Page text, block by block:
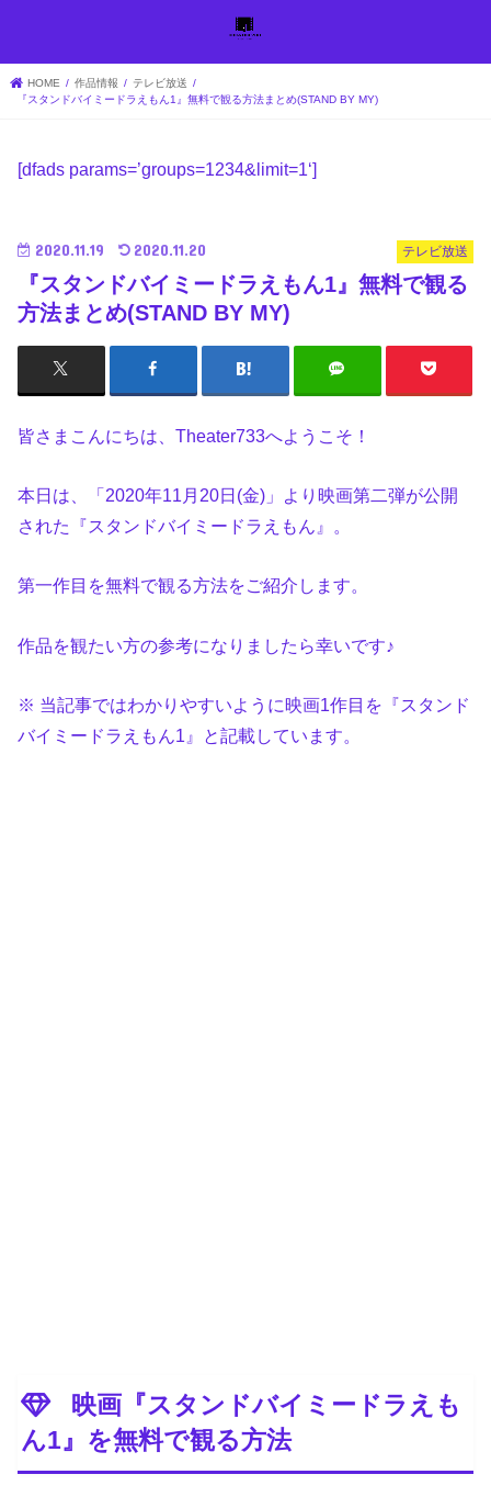
HOME 作品情報
テレビ放送
『スタンドバイミードラえもん1』無料で観る方法まとめ(STAND BY MY)
[dfads params=’groups=1234&limit=1‘]
テレビ放送
2020.11.19 2020.11.20
『スタンドバイミードラえもん1』無料で観る
方法まとめ(STAND BY MY)
皆さまこんにちは、Theater733へようこそ！
本日は、「2020年11月20日(金)」より映画第二弾が公開
された『スタンドバイミードラえもん』。
第一作目を無料で観る方法をご紹介します。
作品を観たい方の参考になりましたら幸いです♪
※ 当記事ではわかりやすいように映画1作目を『スタンド
バイミードラえもん1』と記載しています。
映画『スタンドバイミードラえも
ん1』を無料で観る方法